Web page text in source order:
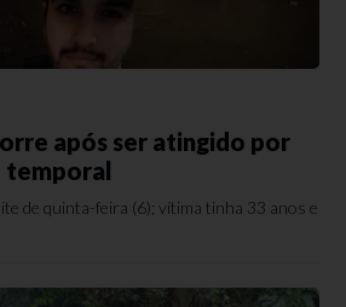
após ser atingido por
temporal
de quinta-feira (6); vítima tinha 33 anos e